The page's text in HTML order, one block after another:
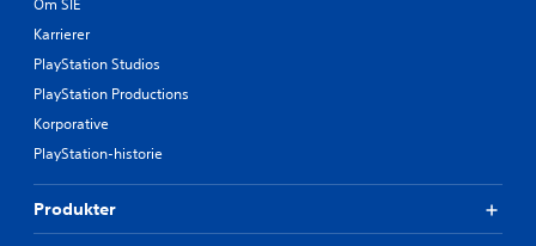
Om SIE
Karrierer
PlayStation Studios
PlayStation Productions
Korporative
PlayStation-historie
Produkter